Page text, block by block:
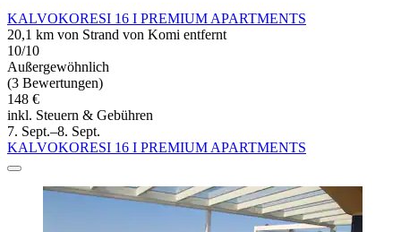
KALVOKORESI 16 I PREMIUM APARTMENTS
20,1 km von Strand von Komi entfernt
10/10
Außergewöhnlich
(3 Bewertungen)
148 €
inkl. Steuern & Gebühren
7. Sept.–8. Sept.
KALVOKORESI 16 I PREMIUM APARTMENTS